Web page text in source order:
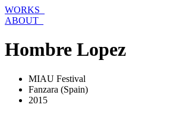
Vai
al
WORKS_
ABOUT_
Hombre Lopez
MIAU Festival
Fanzara (Spain)
2015